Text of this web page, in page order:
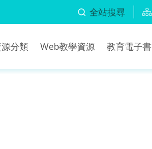
全站搜尋
分類 Web教學資源 教育電子書